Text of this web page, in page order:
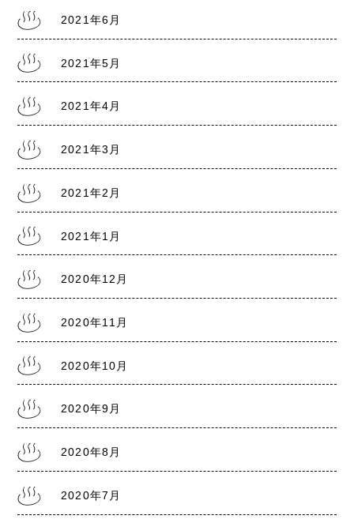
2021.7.28
熊本銭湯の日記『リスクレベル5 厳戒警報』
2021年6月
2021年5月
2021年4月
2021年3月
2021年2月
2021年1月
2020年12月
2020年11月
2020年10月
2020年9月
2020年8月
2020年7月